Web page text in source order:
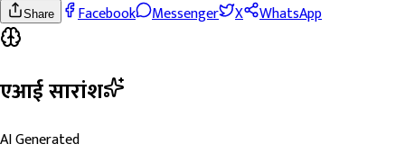
Share Facebook Messenger X WhatsApp
एआई सारांश
AI Generated